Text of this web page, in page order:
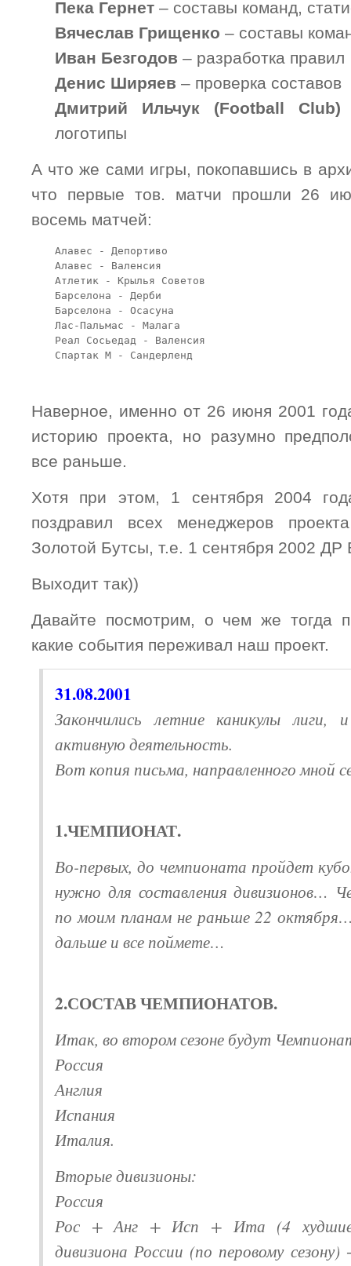
Пека Гернет – составы команд,
Вячеслав Грищенко – составы
Иван Безгодов – разработка правил
Денис Ширяев – проверка составов
Дмитрий Ильчук (Football Club)
логотипы
А что же сами игры, покопавшись в
что первые тов. матчи прошли 26
восемь матчей:
Алавес - Депортиво
Алавес - Валенсия
Атлетик - Крылья Советов
Барселона - Дерби
Барселона - Осасуна
Лас-Пальмас - Малага
Реал Сосьедад - Валенсия
Спартак М - Сандерленд
Наверное, именно от 26 июня 2001
историю проекта, но разумно
все раньше.
Хотя при этом, 1 сентября 2004
поздравил всех менеджеров
Золотой Бутсы, т.е. 1 сентября 2002 ДР
Выходит так))
Давайте посмотрим, о чем же тогда
какие события переживал наш проект.
31.08.2001
Закончились летние каникулы
активную деятельность.
Вот копия письма, направленного мной
1.ЧЕМПИОНАТ.
Во-первых, до чемпионата пройдет
нужно для составления дивизионов…
по моим планам не раньше 22
дальше и все поймете…
2.СОСТАВ ЧЕМПИОНАТОВ.
Итак, во втором сезоне будут
Россия
Англия
Испания
Италия.
Вторые дивизионы:
Россия
Рос + Анг + Исп + Ита (4 худшие
дивизиона России (по перовому